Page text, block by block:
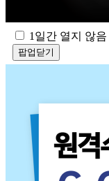
1일간 열지 않음
팝업닫기